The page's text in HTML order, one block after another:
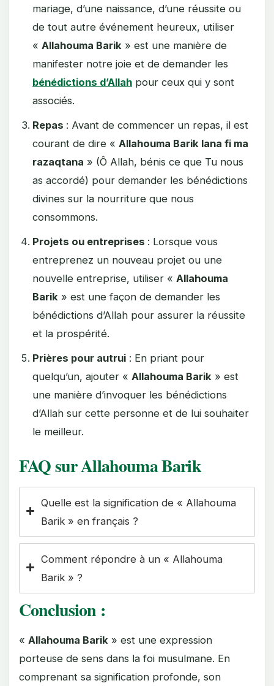
mariage, d’une naissance, d’une réussite ou
de tout autre événement heureux, utiliser
« Allahouma Barik » est une manière de
manifester notre joie et de demander les
bénédictions d’Allah pour ceux qui y sont
associés.
Repas : Avant de commencer un repas, il est
courant de dire « Allahouma Barik lana fi ma
razaqtana » (Ô Allah, bénis ce que Tu nous
as accordé) pour demander les bénédictions
divines sur la nourriture que nous
consommons.
Projets ou entreprises : Lorsque vous
entreprenez un nouveau projet ou une
nouvelle entreprise, utiliser « Allahouma
Barik » est une façon de demander les
bénédictions d’Allah pour assurer la réussite
et la prospérité.
Prières pour autrui : En priant pour
quelqu’un, ajouter « Allahouma Barik » est
une manière d’invoquer les bénédictions
d’Allah sur cette personne et de lui souhaiter
le meilleur.
FAQ sur Allahouma Barik
Quelle est la signification de « Allahouma
Barik » en français ?
Comment répondre à un « Allahouma
Barik » ?
Conclusion :
« Allahouma Barik » est une expression
porteuse de sens dans la foi musulmane. En
comprenant sa signification profonde, son